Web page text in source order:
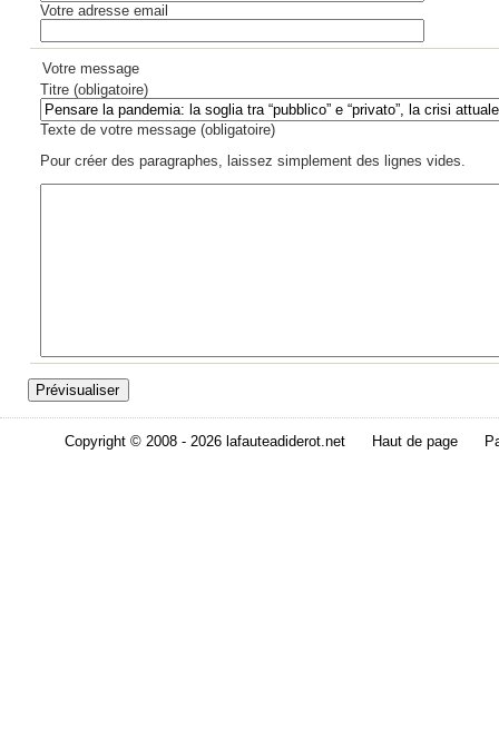
Votre adresse email
Votre message
Titre (obligatoire)
Texte de votre message (obligatoire)
Pour créer des paragraphes, laissez simplement des lignes vides.
Copyright © 2008 - 2026 lafauteadiderot.net Haut de page